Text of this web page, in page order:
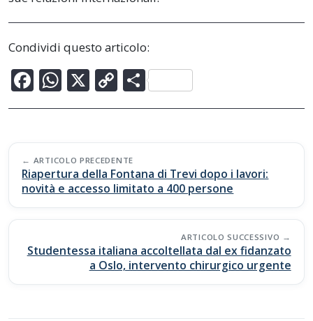
Condividi questo articolo:
F
ac
b
o
o
k
W
h
s
A
p
p
X C
o
y
Li
n
k
C
o
di
vi
di
Post
navigation
ARTICOLO PRECEDENTE
Riapertura della Fontana di Trevi dopo i lavori:
novità e accesso limitato a 400 persone
ARTICOLO SUCCESSIVO
Studentessa italiana accoltellata dal ex fidanzato
a Oslo, intervento chirurgico urgente